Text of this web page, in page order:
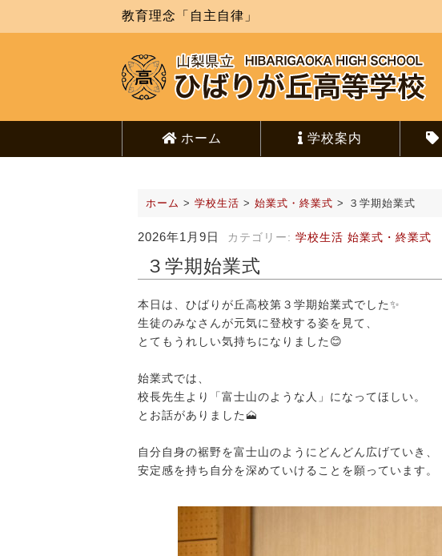
教育理念「自主自律」
ホーム 学校案内
ホーム > 学校生活 > 始業式・終業式 > ３学期始業式
2026年1月9日 カテゴリー: 学校生活 始業式・終業式
３学期始業式
本日は、ひばりが丘高校第３学期始業式でした✨
生徒のみなさんが元気に登校する姿を見て、
とてもうれしい気持ちになりました😊
始業式では、
校長先生より「富士山のような人」になってほしい。
とお話がありました🗻
自分自身の裾野を富士山のようにどんどん広げていき、
安定感を持ち自分を深めていけることを願っています。